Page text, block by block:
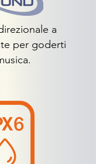
a
per goderti